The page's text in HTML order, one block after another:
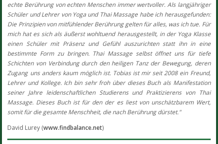
echte Berührung von echten Menschen immer wertvoller. Als langjähriger
Schüler und Lehrer von Yoga und Thai Massage habe ich herausgefunden:
Die Prinzipien von mitfühlender Berührung gelten für alles, was ich tue. Für
mich hat es sich als äußerst wohltuend herausgestellt, in der Yoga Klasse
einen Schüler mit Präsenz und Gefühl auszurichten statt ihn in eine
bestimmte Form zu bringen. Thai Massage selbst öffnet uns für tiefe
Schichten von Verbindung durch den heiligen Tanz der Bewegung, deren
Zugang uns anders kaum möglich ist. Tobias ist mir seit 2008 ein Freund,
Lehrer und Kollege. Ich bin sehr froh über dieses Buch als Manifestation
seiner Jahre leidenschaftlichen Studierens und Praktizierens von Thai
Massage. Dieses Buch ist für den der es liest von unschätzbarem Wert,
somit für die gesamte Menschheit, die nach Berührung dürstet."
David Lurey (www.findbalance.net)